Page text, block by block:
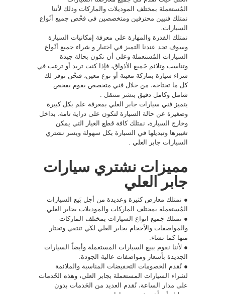
المُستعملة بمختلف الموديلات والماركات وذلك لأننا
نمتلك فنيين محترفين ومتخصصين فى فحْص جميع أنْواع
السيارات.
نمتلك القدرة والمهارة على معرفة إمكانيات السيارة
وسوف تجد عندنا التميز في اختيار و شراء جميع أنْواع
السيارات المُستعملة وعلى أن تكون بحالة جيدة
وتناسب وتلائم جَميع الأذواق، فإذا كنت تريد أو ترغب في
شراء سيارة بماركة معينة أو نوع معين، فنحْن نوفر لك
كل ما تحتاجه، من خلال فني متخصص يقوم بفحص
شامل وكامل دقيق بنشر متنقل .
يتميز فني سيارات جابر العلي بمعرفة علم بكل كبيرة
وصغيرة عن حالة السيارة لتكون على دراية تامة، بداخل
وخارج السيارة، نمتلك كافة قطع الغيار التي يمكن
تغييرها وتبديلها في السيارة بكل سهولة ويسر نشتري
السيارات جابر العلي .
مميزات نشتري سيارات
جابر العلي
● نمتلك معارض كثيرة وعديدة من أجل بَيع السيارات
المُستعملة بمختلف الماركات والموديلات بجابر العلي.
● نمتلك جَميع انواع السيارات بمختلف الماركات
والمواصفات والأحجام بجابر العلي لكَي تنتقي وتختار
منها كما تشاء.
● لأننا نقوم ببيع السيارات المستعملة وأيضاً السيارات
الجديدة بأسعار ومواصفات عالية الجودة.
● نُقدم الخصومات التخفيضات المناسبة والملائمة
لشراء السيارات المستعملة بجابر العلي، وهذه الخَدمات
على مدار الساعة، نُقدم العديد من الخَدمات بدون